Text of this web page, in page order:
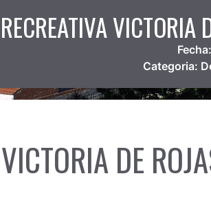
Fecha:
Categoria:
DE